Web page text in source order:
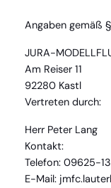
Angaben gemäß
JURA-
Am Reiser 11
92280 Kastl
Vertreten durch:
Herr Peter Lang
Kontakt:
Telefon: 09625-
E-Mail: